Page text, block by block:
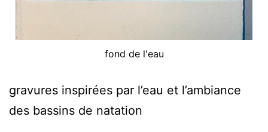
fond de l'eau
gravures inspirées par l’eau et l’ambiance
des bassins de natation